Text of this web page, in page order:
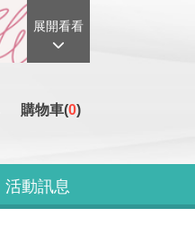
展開看看
購物車(0)
活動訊息